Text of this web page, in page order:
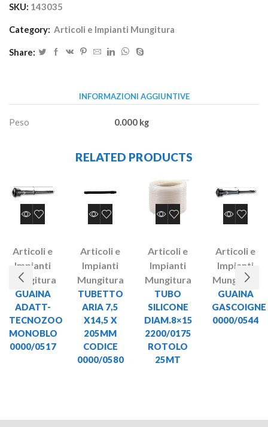
SKU: 143035
Category: Articoli e Impianti Mungitura
Share:
INFORMAZIONI AGGIUNTIVE
Peso 0.000 kg
RELATED PRODUCTS
Articoli e
Impianti
Mungitura
GUAINA
ADATT-
TECNOZOO
MONOBLO
0000/0517
Articoli e
Impianti
Mungitura
TUBETTO
ARIA 7,5
X14,5 X
205MM
CODICE
0000/0580
Articoli e
Impianti
Mungitura
TUBO
SILICONE
DIAM.8×15
2200/0175
ROTOLO
25MT
Articoli e
Impianti
Mungitura
GUAINA
GASCOIGNE
0000/0544